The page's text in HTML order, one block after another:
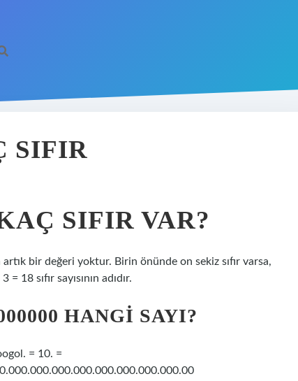
SIFIR
SIFIR VAR?
bir değeri yoktur. Birin önünde on sekiz sıfır varsa,
sıfır sayısının adıdır.
HANGI SAYI?
= 10. =